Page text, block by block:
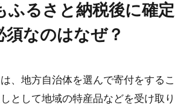
ふるさと納税後に確定
須なのはなぜ？
、地方自治体を選んで寄付をするこ
として地域の特産品などを受け取り